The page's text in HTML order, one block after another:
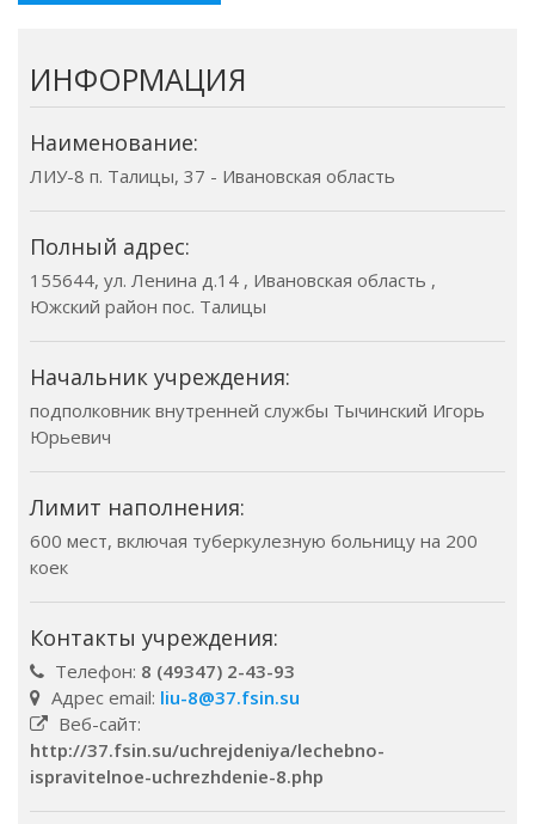
ИНФОРМАЦИЯ
Наименование:
ЛИУ-8 п. Талицы, 37 - Ивановская область
Полный адрес:
155644, ул. Ленина д.14 , Ивановская область ,
Южский район пос. Талицы
Начальник учреждения:
подполковник внутренней службы Тычинский Игорь
Юрьевич
Лимит наполнения:
600 мест, включая туберкулезную больницу на 200
коек
Контакты учреждения:
Телефон: 8 (49347) 2-43-93
Адрес email: liu-8@37.fsin.su
Веб-сайт:
http://37.fsin.su/uchrejdeniya/lechebno-
ispravitelnoe-uchrezhdenie-8.php